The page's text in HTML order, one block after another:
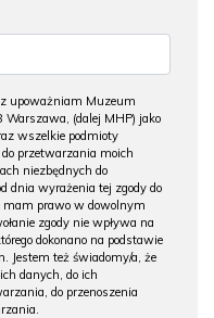
upoważniam Muzeum
(dalej MHP) jako
wszelkie podmioty
przetwarzania moich
niezbędnych do
dnia wyrażenia tej zgody do
mam prawo w dowolnym
zgody nie wpływa na
dokonano na podstawie
Jestem też świadomy/a, że
danych, do ich
do przenoszenia